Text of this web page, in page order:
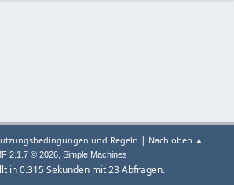
und Regeln | Nach oben ▲
2.1.7 © 2026, Simple Machines
in 0.315 Sekunden mit 23 Abfragen.